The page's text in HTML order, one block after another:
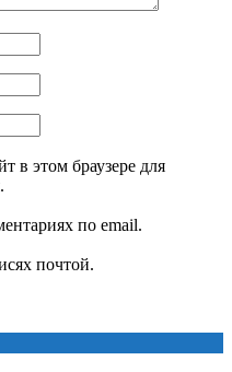
в этом браузере для
по email.
почтой.